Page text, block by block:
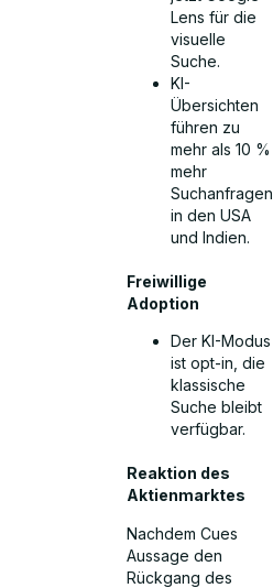
Lens für die
visuelle
Suche.
KI-
Übersichten
führen zu
mehr als 10 %
mehr
Suchanfragen
in den USA
und Indien.
Freiwillige
Adoption
Der KI-Modus
ist opt-in, die
klassische
Suche bleibt
verfügbar.
Reaktion des
Aktienmarktes
Nachdem Cues
Aussage den
Rückgang des